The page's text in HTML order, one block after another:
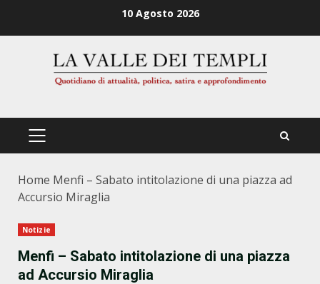
10 Agosto 2026
PRIMÄRES
Home Menfi – Sabato intitolazione di una piazza ad
Accursio Miraglia
Notizie
Menfi – Sabato intitolazione di una piazza
ad Accursio Miraglia